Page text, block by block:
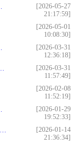
[2026-05-27
21:17:59]
[2026-05-01
10:08:30]
[2026-03-31
12:36:18]
[2026-03-31
11:57:49]
[2026-02-08
11:52:19]
[2026-01-29
19:52:33]
[2026-01-14
21:36:34]